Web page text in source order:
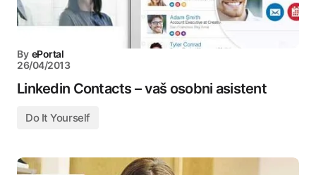
By ePortal
26/04/2013
Linkedin Contacts – vaš osobni asistent
Do It Yourself